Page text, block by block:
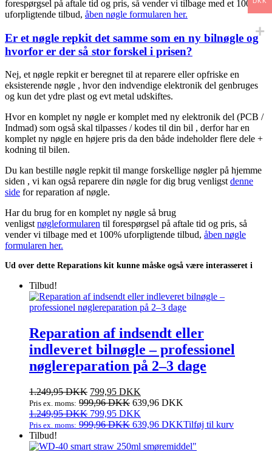
forespørgsel på aftale tid og pris, så vender vi tilbage med et 100%
uforpligtende tilbud, åben nøgle formularen her.
Er et nøgle repkit det samme som en ny bilnøgle og
hvorfor er der så stor forskel i prisen?
Nej, et nøgle repkit er beregnet til at reparere eller opfriske en
eksisterende nøgle , hvor den indvendige elektronik del genbruges
og kun det ydre plast og evt metal udskiftes.
Hvor en komplet ny nøgle er komplet med ny elektronik del (PCB /
Indmad) som også skal tilpasses / kodes til din bil , derfor har en
komplet ny nøgle en højere pris da den både indeholder flere dele +
kodning til bilen.
Du kan bestille nøgle repkit til mange forskellige nøgler på hjemme
siden , vi kan også reparere din nøgle for dig brug venligstdenne
side for reparation af nøgle.
Har du brug for en komplet ny nøgle så brug
venligstnøgleformularen til forespørgsel på aftale tid og pris, så
vender vi tilbage med et 100% uforpligtende tilbud, åben nøgle
formularen her.
Ud over dette Reparations kit kunne måske også være interasseret i
Tilbud!
Reparation af indsendt eller
indleveret bilnøgle – professionel
nøglereparation på 2–3 dage
1.249,95DKK Den
oprindelige
pris
var:
799,95 DKK
aktuelle
er:
Pris ex. moms: 999,96DKK 639,96 DKK
1.249,95DKK Den
oprindelige
var:
799,95 DKK
aktuelle
er:
Pris ex. moms: 999,96DKK 639,96 DKKTilføj til kurv
Tilbud!